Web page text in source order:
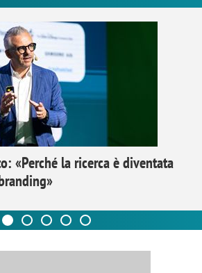
«Perché la ricerca è diventata